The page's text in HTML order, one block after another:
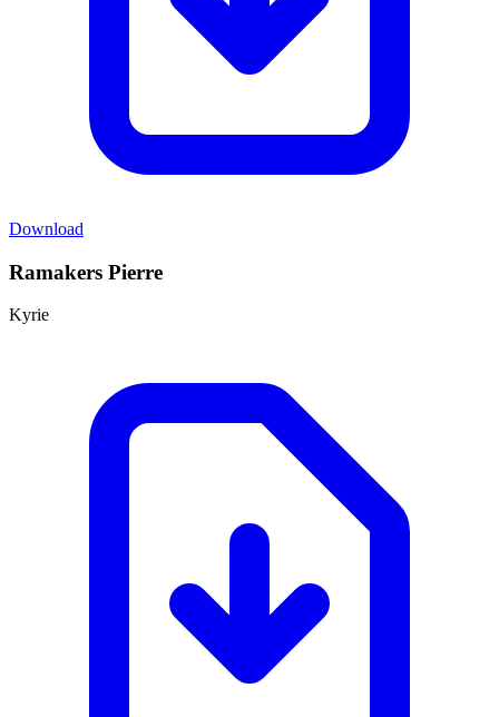
Download
Ramakers Pierre
Kyrie